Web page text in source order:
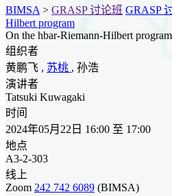
BIMSA > GRASP 讨论班 GRASP
Hilbert program
On the hbar-Riemann-Hilbert program
组织者
黄鹏飞 , 苏桃 , 孙浩
演讲者
Tatsuki Kuwagaki
时间
2024年05月22日 16:00 至 17:00
地点
A3-2-303
线上
Zoom 242 742 6089 (BIMSA)